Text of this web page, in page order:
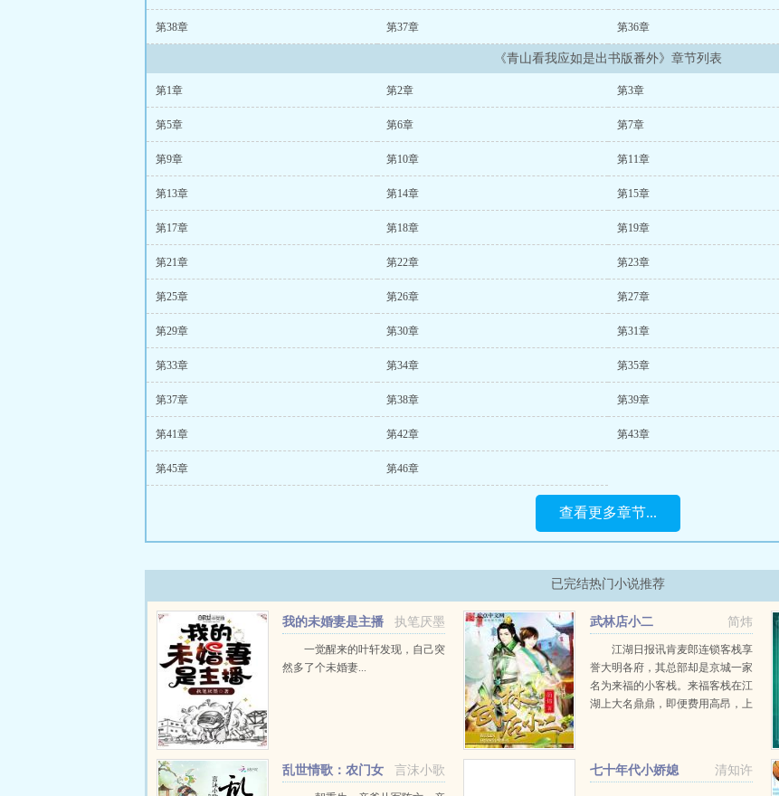
第38章 第37章 第36章
《青山看我应如是出书版番外》章节列表
第1章 第2章 第3章
第5章 第6章 第7章
第9章 第10章 第11章
第13章 第14章 第15章
第17章 第18章 第19章
第21章 第22章 第23章
第25章 第26章 第27章
第29章 第30章 第31章
第33章 第34章 第35章
第37章 第38章 第39章
第41章 第42章 第43章
第45章 第46章
查看更多章节...
已完结热门小说推荐
执笔厌墨
我的未婚妻是主播
一觉醒来的叶轩发现，自己突
然多了个未婚妻...
简炜
武林店小二
江湖日报讯肯麦郎连锁客栈享
誉大明各府，其总部却是京城一家
名为来福的小客栈。来福客栈在江
湖上大名鼎鼎，即便费用高昂，上
秘密！来福客栈日常一幕...
言沫小歌
乱世情歌：农门女
清知许
七十年代小娇媳